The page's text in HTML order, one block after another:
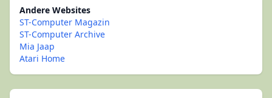
Andere Websites
ST-Computer Magazin
ST-Computer Archive
Mia Jaap
Atari Home